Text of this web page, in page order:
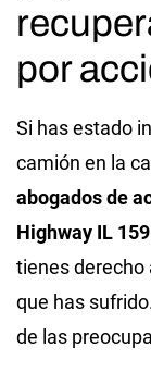
por
Si has estado
camión en la
abogados de
Highway IL 159
tienes derecho
que has
de las